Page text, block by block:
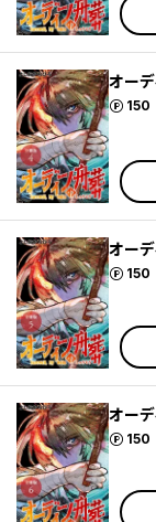
オー
150
ポイント
オー
150
ポイント
オー
150
ポイント